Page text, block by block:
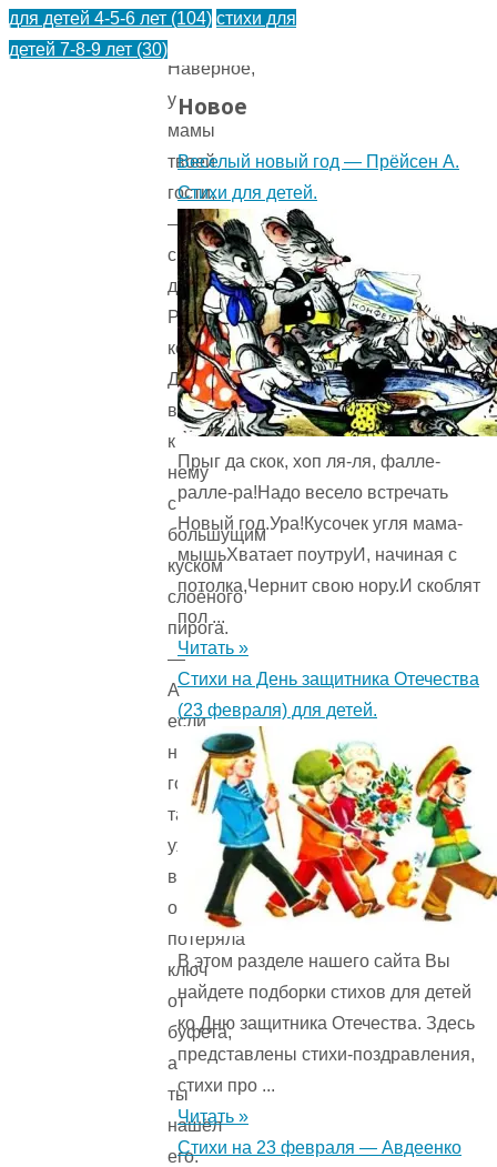
Наверное,
у
мамы
твоей
гости,
—
сказал
дядюшка
Римус,
когда
Джоэль
вбежал
к
нему
с
большущим
куском
слоёного
пирога.
—
А
если
не
гости,
так,
уж
верно,
она
потеряла
ключ
от
буфета,
а
ты
нашёл
его.
для детей 4-5-6 лет (104) стихи для
детей 7-8-9 лет (30)
Новое
Веселый новый год — Прёйсен А.
Стихи для детей.
Прыг да скок, хоп ля-ля, фалле-
ралле-ра!Надо весело встречать
Новый год.Ура!Кусочек угля мама-
мышьХватает поутруИ, начиная с
потолка,Чернит свою нору.И скоблят
пол ...
Читать »
Стихи на День защитника Отечества
(23 февраля) для детей.
В этом разделе нашего сайта Вы
найдете подборки стихов для детей
ко Дню защитника Отечества. Здесь
представлены стихи-поздравления,
стихи про ...
Читать »
Стихи на 23 февраля — Авдеенко